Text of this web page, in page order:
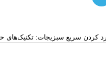
کردن سریع سبزیجات: تکنیک‌های